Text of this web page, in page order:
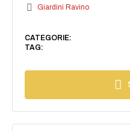
Giardini Ravino
CATEGORIE:
TAG: